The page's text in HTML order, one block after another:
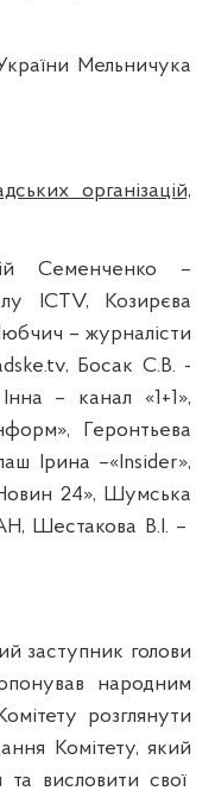
Мельничука
організацій,
Семенченко –
ICTV, Козирєва
– журналісти
, Босак С.В. -
– канал «1+1»,
Геронтьева
Ірина –« Insider»,
24», Шумська
Шестакова В.І. –
заступник голови
народним
розглянути
Комітету, який
та висловити свої